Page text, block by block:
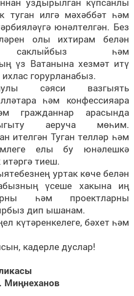
туган илгә мәхәббәт һәм
юнәлтелгән. Без
олы ихтирам белән
саклыйбыз һәм
үз Ватанына хезмәт итү
горурланабыз.
сәяси вазгыять
һәм конфессияара
гражданнар арасында
аеруча мөһим.
ителгән Туган телләр һәм
елы бу юнәлешкә
тиеш.
уртак көче белән
үсеше хакына иң
һәм проектларны
дип ышанам.
күтәренкелеге, бәхет һәм
кадерле дуслар!